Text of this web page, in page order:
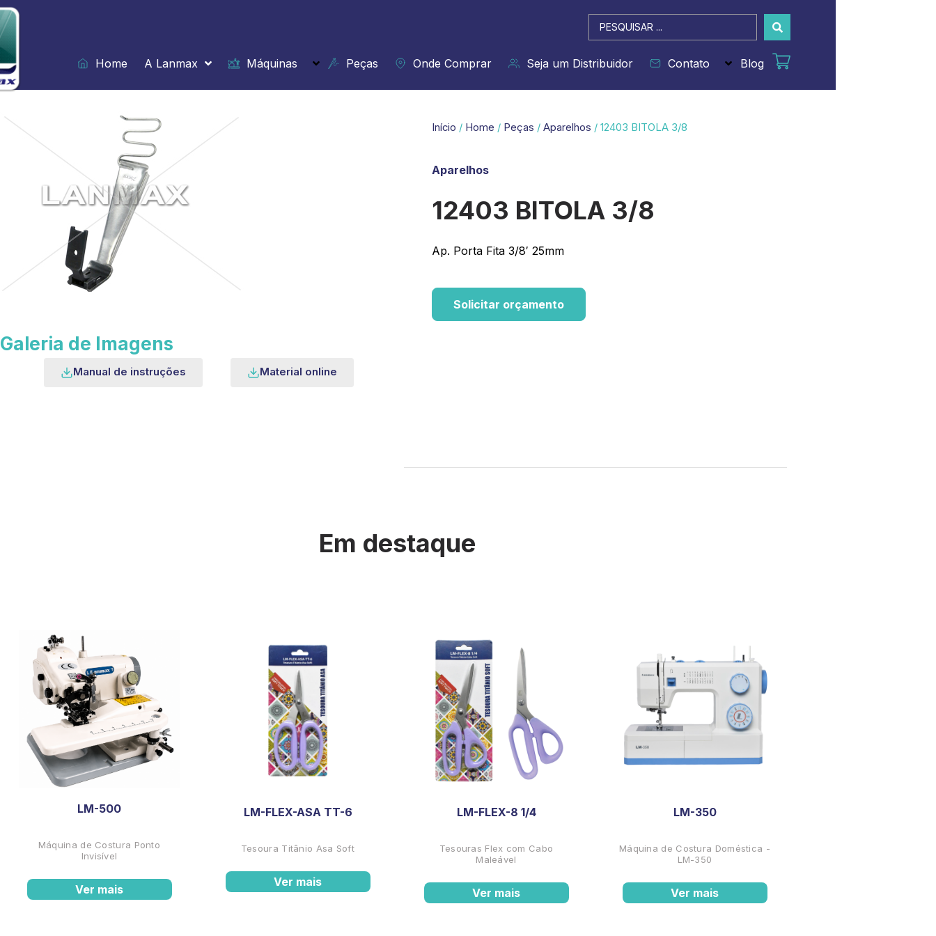
Ir
para
o
conteúdo
Pesquisar
...
Home
A Lanmax Máquinas Peças Onde Comprar Seja um Distribuidor Contato Blog
Galeria de Imagens
Manual de instruções Material online
Início / Home / Peças / Aparelhos / 12403 BITOLA 3/8
Aparelhos
12403 BITOLA 3/8
Ap. Porta Fita 3/8′ 25mm
Solicitar orçamento
Em destaque
LM-500
Máquina de Costura Ponto
Invisível
Ver mais
LM-FLEX-ASA TT-6
Tesoura Titânio Asa Soft
Ver mais
LM-FLEX-8 1/4
Tesouras Flex com Cabo
Maleável
Ver mais
LM-350
Máquina de Costura Doméstica -
LM-350
Ver mais